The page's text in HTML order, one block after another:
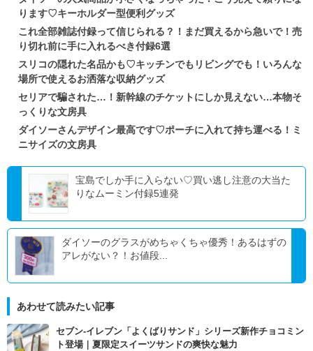
ります♡キーホルダー型便利グッズ
これ全部雑誌付録って信じられる？！まだ買えるから急いで！売
り切れ前に手に入れるべき付録6選
スリコの隠れた名品かも♡キッチンでもリビングでも！いろんな
場所で使えるお洒落な収納グッズ
セリアで騙された…！新幹線のチケットにしか見えない…本物そ
っくりな文房具
ダイソーさんデザイン最高です♡ポーチに入れて持ち運べる！ミ
ニサイズの文房具
宝島でしか手に入らない♡買い逃し注意の大当た
りなムーミン付録5連発
ダイソーのグラスがめちゃくちゃ優秀！あるはずの
アレがない？！お値段...
あわせて読みたい記事
セブン‐イレブン「よくばりサンド」シリーズ新作チョコミン
ト登場｜夏限定スイーツサンドの爽快な魅力